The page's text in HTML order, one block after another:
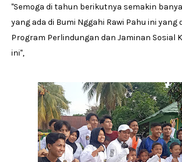
"Semoga di tahun berikutnya semakin
yang ada di Bumi Nggahi Rawi Pahu ini
Program Perlindungan dan Jaminan Sosial
ini",